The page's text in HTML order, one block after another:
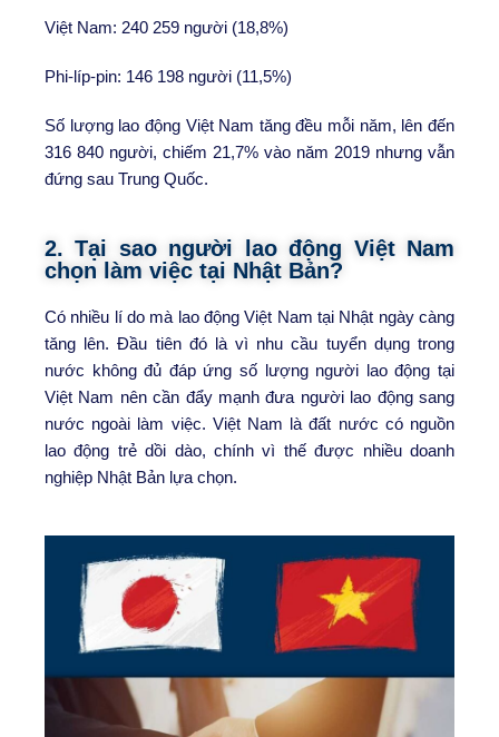
Việt Nam: 240 259 người (18,8%)
Phi-líp-pin: 146 198 người (11,5%)
Số lượng lao động Việt Nam tăng đều mỗi năm, lên đến
316 840 người, chiếm 21,7% vào năm 2019 nhưng vẫn
đứng sau Trung Quốc.
2. Tại sao người lao động Việt Nam
chọn làm việc tại Nhật Bản?
Có nhiều lí do mà lao động Việt Nam tại Nhật ngày càng
tăng lên. Đầu tiên đó là vì nhu cầu tuyển dụng trong
nước không đủ đáp ứng số lượng người lao động tại
Việt Nam nên cần đẩy mạnh đưa người lao động sang
nước ngoài làm việc. Việt Nam là đất nước có nguồn
lao động trẻ dồi dào, chính vì thế được nhiều doanh
nghiệp Nhật Bản lựa chọn.